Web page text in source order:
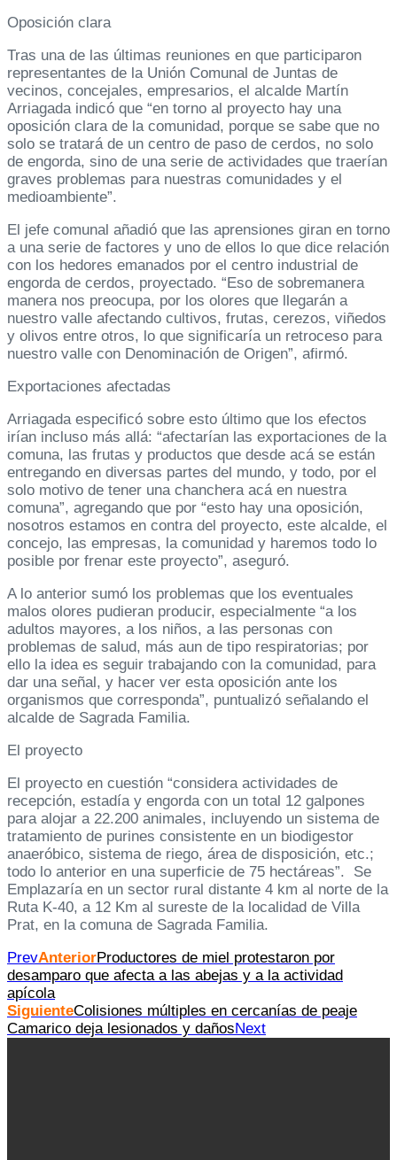
Oposición clara
Tras una de las últimas reuniones en que participaron
representantes de la Unión Comunal de Juntas de
vecinos, concejales, empresarios, el alcalde Martín
Arriagada indicó que “en torno al proyecto hay una
oposición clara de la comunidad, porque se sabe que no
solo se tratará de un centro de paso de cerdos, no solo
de engorda, sino de una serie de actividades que traerían
graves problemas para nuestras comunidades y el
medioambiente”.
El jefe comunal añadió que las aprensiones giran en torno
a una serie de factores y uno de ellos lo que dice relación
con los hedores emanados por el centro industrial de
engorda de cerdos, proyectado. “Eso de sobremanera
manera nos preocupa, por los olores que llegarán a
nuestro valle afectando cultivos, frutas, cerezos, viñedos
y olivos entre otros, lo que significaría un retroceso para
nuestro valle con Denominación de Origen”, afirmó.
Exportaciones afectadas
Arriagada especificó sobre esto último que los efectos
irían incluso más allá: “afectarían las exportaciones de la
comuna, las frutas y productos que desde acá se están
entregando en diversas partes del mundo, y todo, por el
solo motivo de tener una chanchera acá en nuestra
comuna”, agregando que por “esto hay una oposición,
nosotros estamos en contra del proyecto, este alcalde, el
concejo, las empresas, la comunidad y haremos todo lo
posible por frenar este proyecto”, aseguró.
A lo anterior sumó los problemas que los eventuales
malos olores pudieran producir, especialmente “a los
adultos mayores, a los niños, a las personas con
problemas de salud, más aun de tipo respiratorias; por
ello la idea es seguir trabajando con la comunidad, para
dar una señal, y hacer ver esta oposición ante los
organismos que corresponda”, puntualizó señalando el
alcalde de Sagrada Familia.
El proyecto
El proyecto en cuestión “considera actividades de
recepción, estadía y engorda con un total 12 galpones
para alojar a 22.200 animales, incluyendo un sistema de
tratamiento de purines consistente en un biodigestor
anaeróbico, sistema de riego, área de disposición, etc.;
todo lo anterior en una superficie de 75 hectáreas”. Se
Emplazaría en un sector rural distante 4 km al norte de la
Ruta K-40, a 12 Km al sureste de la localidad de Villa
Prat, en la comuna de Sagrada Familia.
PrevAnteriorProductores de miel protestaron por
desamparo que afecta a las abejas y a la actividad
apícola
SiguienteColisiones múltiples en cercanías de peaje
Camarico deja lesionados y dañosNext